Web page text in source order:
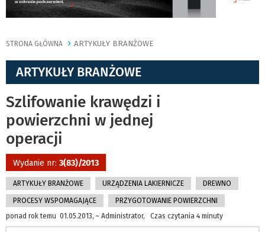
STRONA GŁÓWNA ARTYKUŁY BRANŻOWE
ARTYKUŁY BRANŻOWE
Szlifowanie krawędzi i
powierzchni w jednej
operacji
Wydanie nr: 3(83)/2013
ARTYKUŁY BRANŻOWE URZĄDZENIA LAKIERNICZE DREWNO
PROCESY WSPOMAGAJĄCE
PRZYGOTOWANIE POWIERZCHNI
ponad rok temu 01.05.2013, ~ Administrator, Czas czytania 4 minuty